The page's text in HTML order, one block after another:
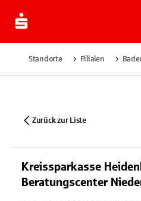
Standorte Filialen
Zurück zur Liste
Kreissparkasse
Beratungscenter